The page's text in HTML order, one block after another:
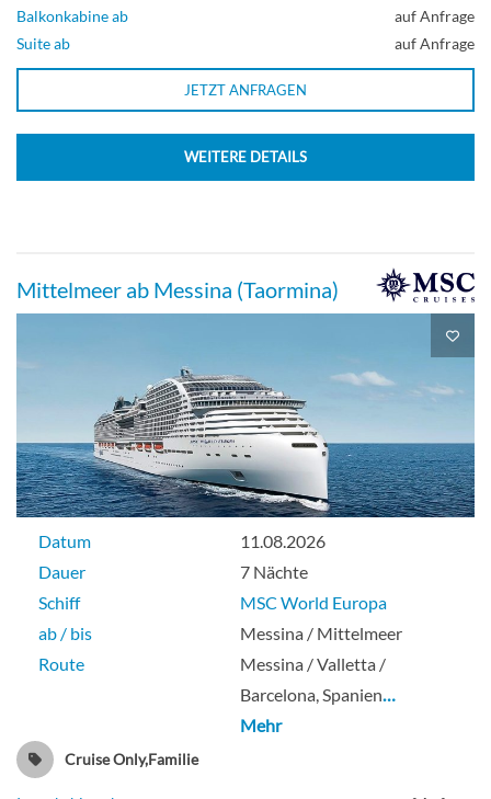
Balkonkabine ab
auf Anfrage
Suite ab
auf Anfrage
JETZT ANFRAGEN
WEITERE DETAILS
Mittelmeer ab Messina (Taormina)
Datum
11.08.2026
Dauer
7 Nächte
Schiff
MSC World Europa
ab / bis
Messina / Mittelmeer
Route
Messina / Valletta /
Barcelona, Spanien…
Mehr
Cruise Only,Familie